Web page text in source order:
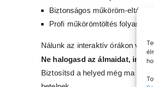
Biztonságos műköröm-
Proﬁ műkörömtöltés folyamata
Nálunk az interaktív órákon
Ne halogasd az álmaidat,
Biztosítsd a helyed még ma a